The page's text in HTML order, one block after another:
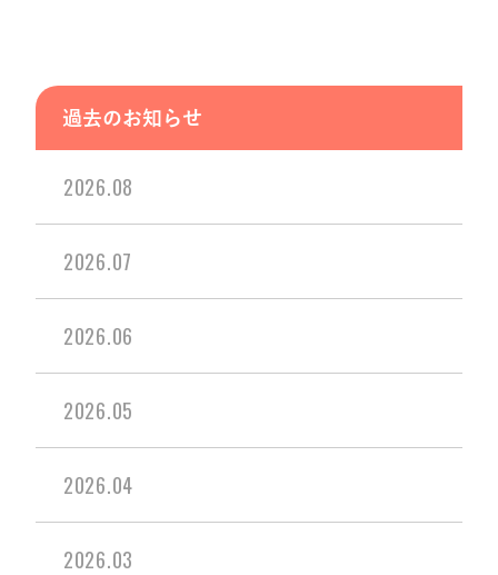
過去のお知らせ
2026.08
2026.07
2026.06
2026.05
2026.04
2026.03